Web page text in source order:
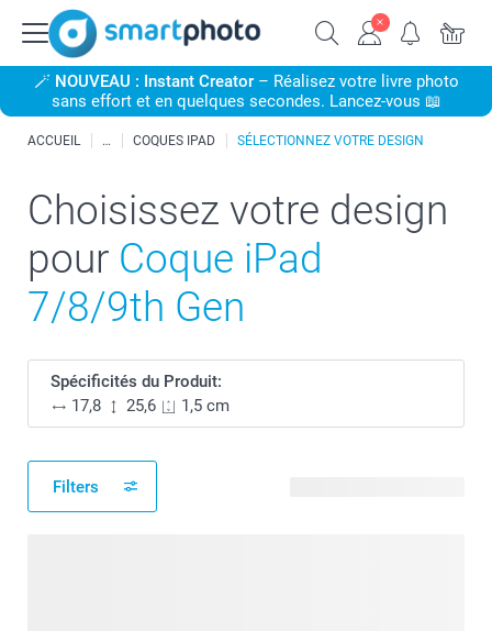
🪄 NOUVEAU : Instant Creator– Réalisez votre livre photo
sans effort et en quelques secondes. Lancez-vous 📖
ACCUEIL COQUES IPAD SÉLECTIONNEZ VOTRE DESIGN
Choisissez votre design
pour Coque iPad
7/8/9th Gen
Spécificités du Produit:
17,8
25,6 1,5 cm
Filters